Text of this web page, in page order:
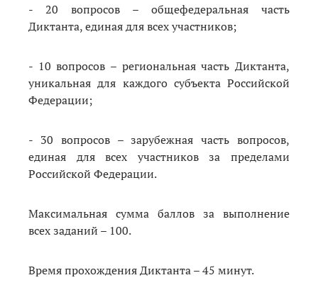
- 20 вопросов – общефедеральная часть
Диктанта, единая для всех участников;
- 10 вопросов – региональная часть Диктанта,
уникальная для каждого субъекта Российской
Федерации;
- 30 вопросов – зарубежная часть вопросов,
единая для всех участников за пределами
Российской Федерации.
Максимальная сумма баллов за выполнение
всех заданий – 100.
Время прохождения Диктанта – 45 минут.